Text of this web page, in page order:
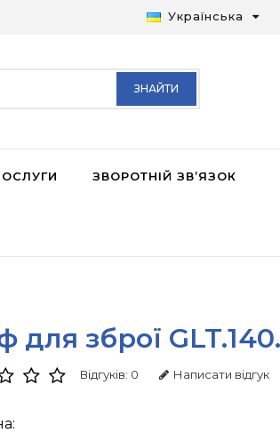
Українська
ЗНАЙТИ
ЗВОРОТНІЙ ЗВ’ЯЗОК
для зброї
Відгуків: 0 Написати відгук